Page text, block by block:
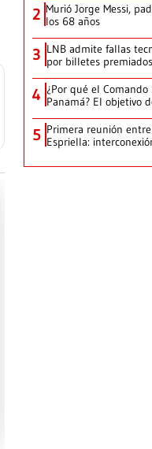
2 Murió Jorge Messi,
los 68 años
3 LNB admite fallas
por billetes premiados
4 ¿Por qué el
Panamá? El objetivo
5 Primera reunión
Espriella: